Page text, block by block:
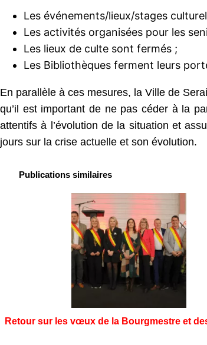
Les événements/lieux/stages
Les activités organisées pour les
Les lieux de culte sont fermés ;
Les Bibliothèques ferment leurs
En parallèle à ces mesures, la Ville de
qu’il est important de ne pas céder à la
attentifs à l’évolution de la situation et
jours sur la crise actuelle et son évolution.
Publications similaires
Retour sur les vœux de la Bourgmestre et